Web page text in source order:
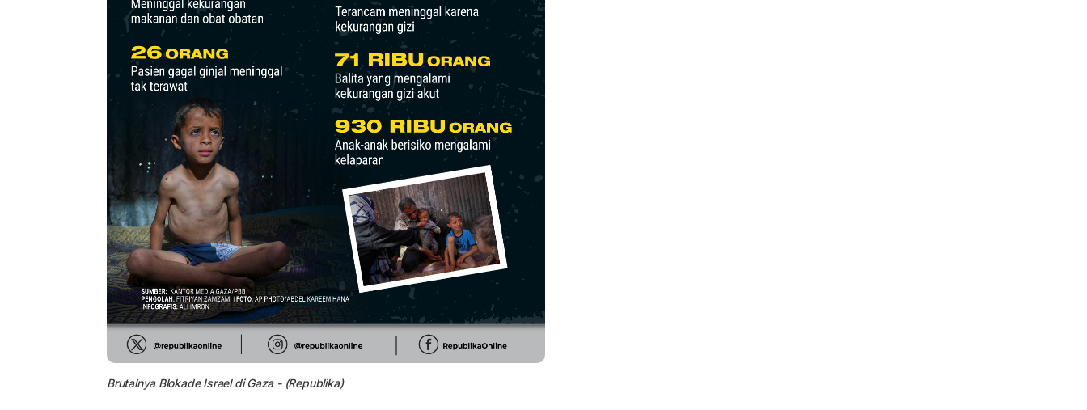
Brutalnya Blokade Israel di Gaza - (Republika)